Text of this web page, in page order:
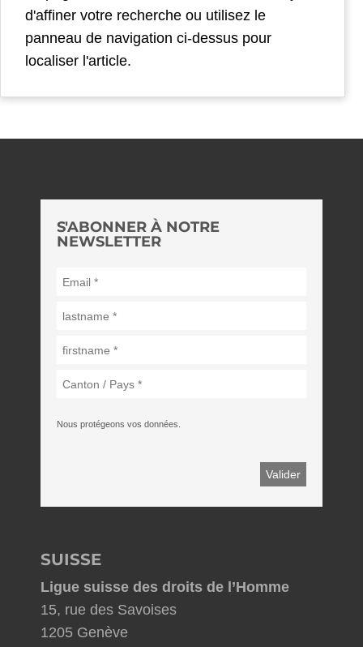
d'affiner votre recherche ou utilisez le
panneau de navigation ci-dessus pour
localiser l'article.
S'ABONNER À NOTRE
NEWSLETTER
Nous protégeons vos données.
SUISSE
Ligue suisse des droits de l’Homme
15, rue des Savoises
1205 Genève